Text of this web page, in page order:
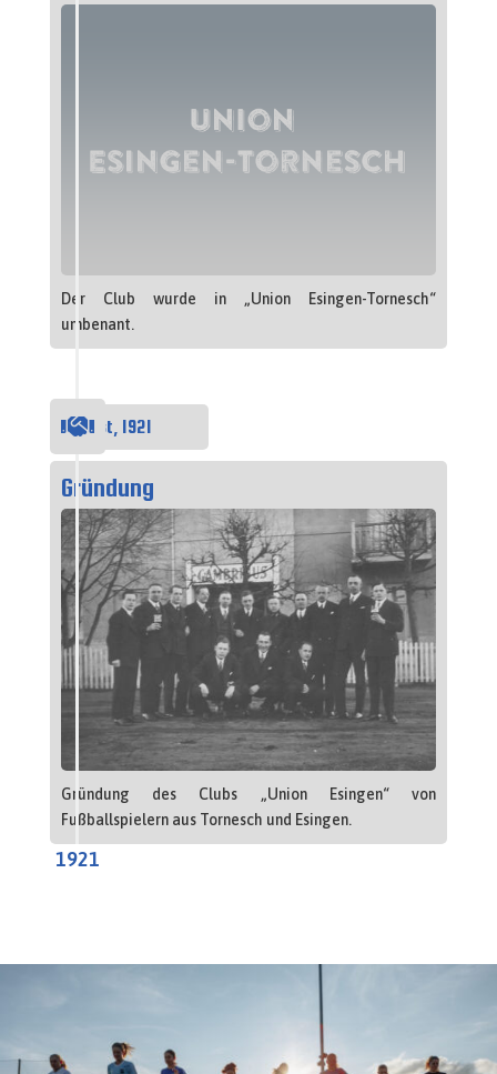
Der Club wurde in „Union Esingen-Tornesch“
umbenant.
August, 1921

Gründung
Gründung des Clubs „Union Esingen“ von
Fußballspielern aus Tornesch und Esingen.
1921